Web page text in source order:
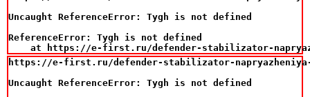
Uncaught ReferenceError: Tygh is not defined
ReferenceError: Tygh is not defined
at https://e-first.ru/defender-stabilizator-
https://e-first.ru/defender-stabilizator-napryazheniya-
Uncaught ReferenceError: Tygh is not defined